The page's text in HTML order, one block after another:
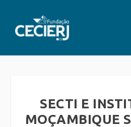
SECTI E
MOÇAMBIQUE